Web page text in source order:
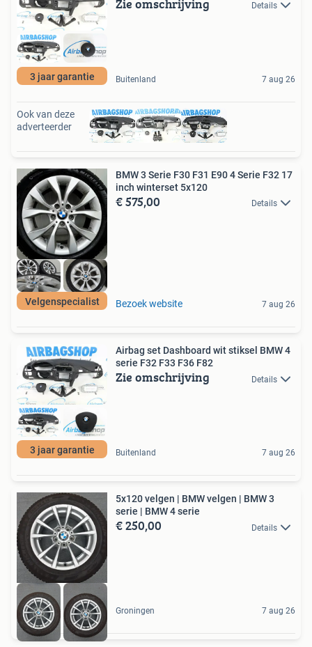
3 jaar garantie
Details
Buitenland 7 aug 26
Ook van deze
adverteerder
Velgenspecialist
BMW 3 Serie F30 F31 E90 4 Serie F32 17
inch winterset 5x120
€ 575,00 Details
Bezoek website 7 aug 26
3 jaar garantie
Airbag set Dashboard wit stiksel BMW 4
serie F32 F33 F36 F82
Zie omschrijving Details
Buitenland 7 aug 26
5x120 velgen | BMW velgen | BMW 3
serie | BMW 4 serie
€ 250,00 Details
Groningen 7 aug 26